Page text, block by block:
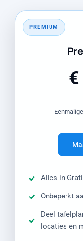
PREMIUM
€
Alles in
Onbeperkt
Deel
locaties en